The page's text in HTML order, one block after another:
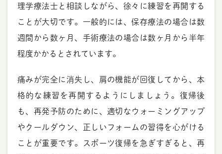
理学療法士と相談しながら、徐々に練習を再開する
ことが大切です。一般的には、保存療法の場合は数
週間から数ヶ月、手術療法の場合は数ヶ月から半年
程度かかるとされています。
痛みが完全に消失し、肩の機能が回復してから、本
格的な練習を再開するようにしましょう。復帰後
も、再発予防のために、適切なウォーミングアップ
やクールダウン、正しいフォームの習得を心がける
ことが重要です。スポーツ復帰を急ぎすぎると、再